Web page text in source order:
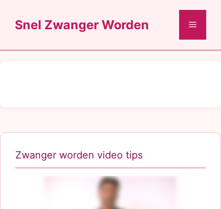
naarSnel Zwanger Worden Menu
Zwanger worden video tips